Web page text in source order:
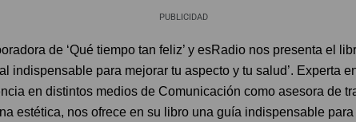
PUBLICIDAD
de ‘Qué tiempo tan feliz’ y esRadio nos presenta el
indispensable para mejorar tu aspecto y tu salud’. Experta
en distintos medios de Comunicación como asesora de
estética, nos ofrece en su libro una guía indispensable